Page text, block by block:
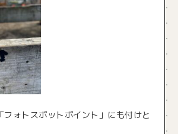
フォトスポットポイント」にも付けと